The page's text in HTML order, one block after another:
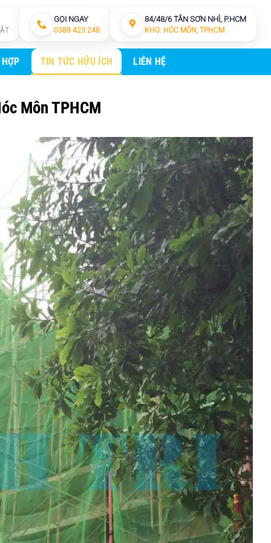
GỌI NGAY
0388 423 248
84/48/6 TÂN SƠN NHÌ, P.HCM
KHO: HÓC MÔN, TPHCM
TIN TỨC HỮU ÍCH LIÊN HỆ
Môn TPHCM